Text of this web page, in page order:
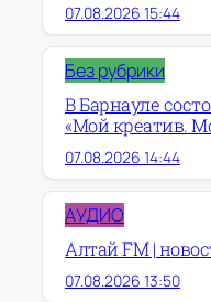
07.08.2026 15:44
Без рубрики
В Барнауле
«Мой креатив.
07.08.2026 14:44
АУДИО
Алтай FM |
07.08.2026 13:50